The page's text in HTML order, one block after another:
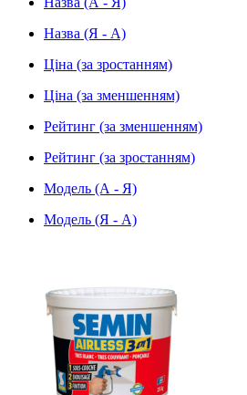
Назва (Я - А)
Ціна (за зростанням)
Ціна (за зменшенням)
Рейтинг (за зменшенням)
Рейтинг (за зростанням)
Модель (А - Я)
Модель (Я - А)